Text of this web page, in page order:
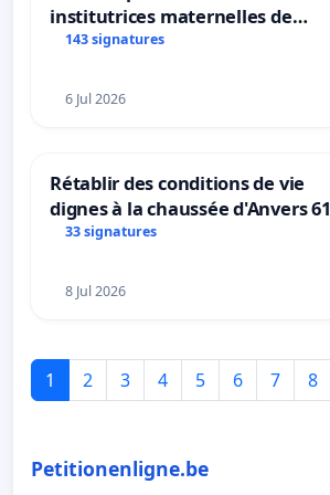
institutrices maternelles de
Bléharies et Laplaigne !
enfants.
143 signatures
6 Jul 2026
Rétablir des conditions de vie
dignes à la chaussée d'Anvers 61
et 63
33 signatures
8 Jul 2026
1 2 3 4 5 6 7 8
Petitionenligne.be